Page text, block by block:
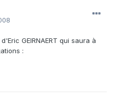
GEIRNAERT qui saura à
: